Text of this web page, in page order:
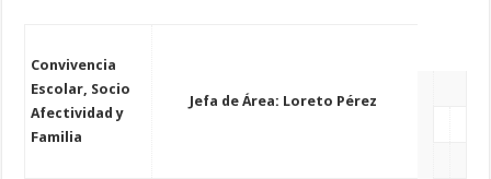
Convivencia
Escolar, Socio
Afectividad y
Familia
Jefa de Área: Loreto Pérez